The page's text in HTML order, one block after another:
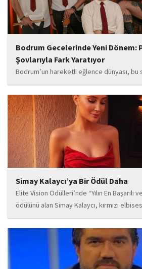
Bodrum Gecelerinde Yeni Dönem:
Şovlarıyla Fark Yaratıyor
Bodrum’un hareketli eğlence dünyası,
iddialı bir giriş yapan “Paradox” ile yeni
sahne performansı, uluslararası
deneyimli müzisyen kadrosuyla dikkat
Simay Kalaycı’ya Bir Ödül Daha
Elite Vision Ödülleri’nde “Yılın En Başarılı
ödülünü alan Simay Kalaycı, kırmızı
geceye damga vurdu. Takı markasıyla da
Wilma...